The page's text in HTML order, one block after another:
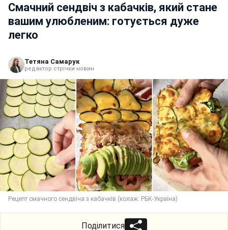
Смачний сендвіч з кабачків, який стане
вашим улюбленим: готується дуже
легко
Тетяна Самарук
редактор стрічки новин
Рецепт смачного сендвіча з кабачків (колаж: РБК-Україна)
Поділитися